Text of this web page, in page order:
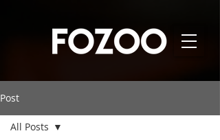
Post
All Posts